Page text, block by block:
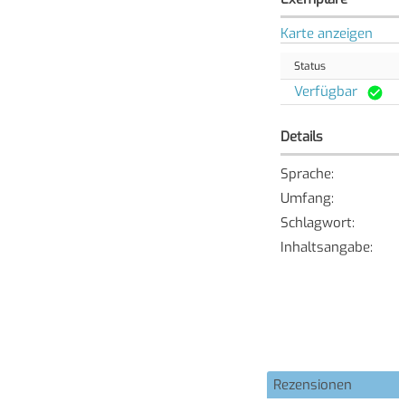
Karte anzeigen
Status
Verfügbar
Details
Sprache:
Umfang:
Schlagwort:
Inhaltsangabe:
Rezensionen